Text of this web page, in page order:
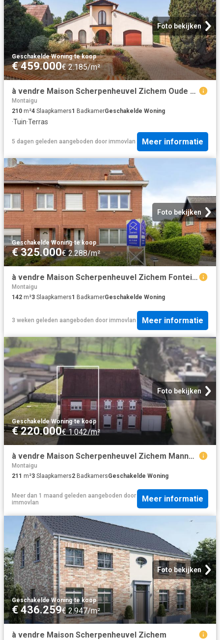
Foto bekijken
Geschakelde Woning·te koop
€ 459.000€ 2.185/m²
à vendre Maison Scherpenheuvel Zichem Oude Tiensebaan
Montaigu
210 m²4 Slaapkamers1 BadkamerGeschakelde Woning
·Tuin·Terras
5 dagen geleden aangeboden door immovlan Meer informatie
Foto bekijken
Geschakelde Woning·te koop
€ 325.000€ 2.288/m²
à vendre Maison Scherpenheuvel Zichem Fonteinstraat
Montaigu
142 m²3 Slaapkamers1 BadkamerGeschakelde Woning
3 weken geleden aangeboden door immovlan Meer informatie
Foto bekijken
Geschakelde Woning·te koop
€ 220.000€ 1.042/m²
à vendre Maison Scherpenheuvel Zichem Mannenberg
Montaigu
211 m²3 Slaapkamers2 BadkamersGeschakelde Woning
Meer dan 1 maand geleden aangeboden door
immovlan
Meer informatie
Foto bekijken
Geschakelde Woning·te koop
€ 436.259€ 2.947/m²
à vendre Maison Scherpenheuvel Zichem